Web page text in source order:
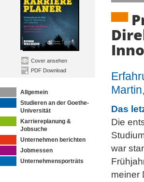
Cover ansehen
PDF Download
Allgemein
Studieren an der Goethe-
Universität
Karriereplanung &
Jobsuche
Unternehmen berichten
Jobmessen
Unternehmensporträts
Das
Die
war
meiner